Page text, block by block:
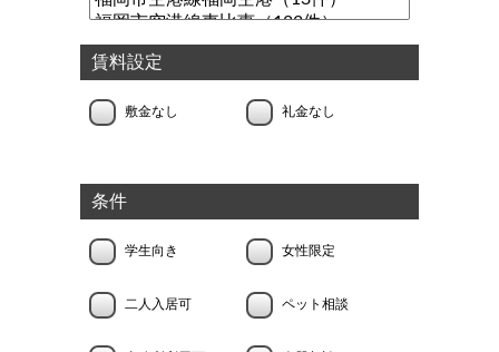
賃料設定
敷金なし 礼金なし
条件
学生向き 女性限定
二人入居可 ペット相談